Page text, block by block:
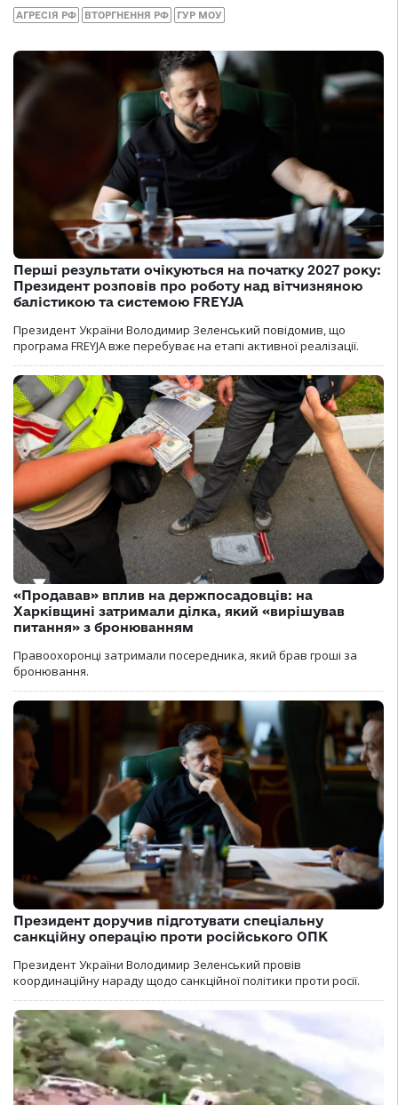
АГРЕСІЯ РФ ВТОРГНЕННЯ РФ ГУР МОУ
Перші результати очікуються на початку 2027 року:
Президент розповів про роботу над вітчизняною
балістикою та системою FREYJA
Президент України Володимир Зеленський повідомив, що
програма FREYJA вже перебуває на етапі активної реалізації.
«Продавав» вплив на держпосадовців: на
Харківщині затримали ділка, який «вирішував
питання» з бронюванням
Правоохоронці затримали посередника, який брав гроші за
бронювання.
Президент доручив підготувати спеціальну
санкційну операцію проти російського ОПК
Президент України Володимир Зеленський провів
координаційну нараду щодо санкційної політики проти росії.